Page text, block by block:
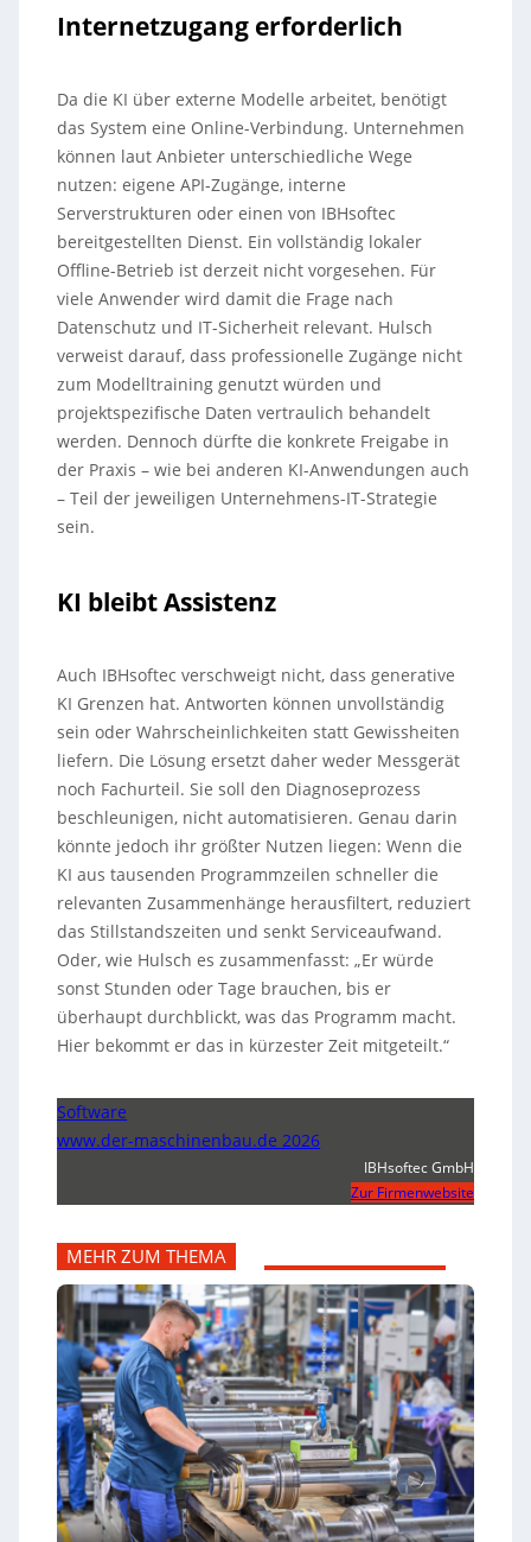
Internetzugang erforderlich
Da die KI über externe Modelle arbeitet, benötigt
das System eine Online-Verbindung. Unternehmen
können laut Anbieter unterschiedliche Wege
nutzen: eigene API-Zugänge, interne
Serverstrukturen oder einen von IBHsoftec
bereitgestellten Dienst. Ein vollständig lokaler
Offline-Betrieb ist derzeit nicht vorgesehen. Für
viele Anwender wird damit die Frage nach
Datenschutz und IT-Sicherheit relevant. Hulsch
verweist darauf, dass professionelle Zugänge nicht
zum Modelltraining genutzt würden und
projektspezifische Daten vertraulich behandelt
werden. Dennoch dürfte die konkrete Freigabe in
der Praxis – wie bei anderen KI-Anwendungen auch
– Teil der jeweiligen Unternehmens-IT-Strategie
sein.
KI bleibt Assistenz
Auch IBHsoftec verschweigt nicht, dass generative
KI Grenzen hat. Antworten können unvollständig
sein oder Wahrscheinlichkeiten statt Gewissheiten
liefern. Die Lösung ersetzt daher weder Messgerät
noch Fachurteil. Sie soll den Diagnoseprozess
beschleunigen, nicht automatisieren. Genau darin
könnte jedoch ihr größter Nutzen liegen: Wenn die
KI aus tausenden Programmzeilen schneller die
relevanten Zusammenhänge herausfiltert, reduziert
das Stillstandszeiten und senkt Serviceaufwand.
Oder, wie Hulsch es zusammenfasst: „Er würde
sonst Stunden oder Tage brauchen, bis er
überhaupt durchblickt, was das Programm macht.
Hier bekommt er das in kürzester Zeit mitgeteilt.“
Software
www.der-maschinenbau.de 2026
IBHsoftec GmbH
Zur Firmenwebsite
MEHR ZUM THEMA